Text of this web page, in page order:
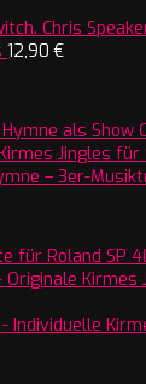
12,90 €
– 3er-
Individuelle